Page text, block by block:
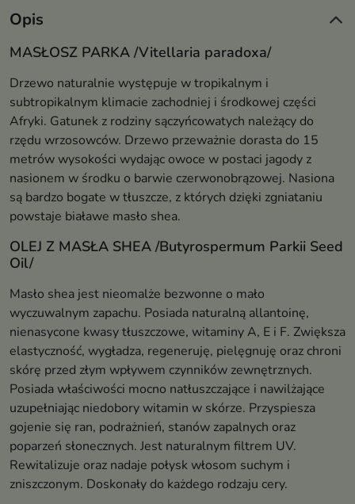
Opis
MASŁOSZ PARKA /Vitellaria paradoxa/
Drzewo naturalnie występuje w tropikalnym i
subtropikalnym klimacie zachodniej i środkowej części
Afryki. Gatunek z rodziny sączyńcowatych należący do
rzędu wrzosowców. Drzewo przeważnie dorasta do 15
metrów wysokości wydając owoce w postaci jagody z
nasionem w środku o barwie czerwonobrązowej. Nasiona
są bardzo bogate w tłuszcze, z których dzięki zgniataniu
powstaje białawe masło shea.
OLEJ Z MASŁA SHEA /Butyrospermum Parkii Seed
Oil/
Masło shea jest nieomalże bezwonne o mało
wyczuwalnym zapachu. Posiada naturalną allantoinę,
nienasycone kwasy tłuszczowe, witaminy A, E i F. Zwiększa
elastyczność, wygładza, regeneruję, pielęgnuję oraz chroni
skórę przed złym wpływem czynników zewnętrznych.
Posiada właściwości mocno natłuszczające i nawilżające
uzupełniając niedobory witamin w skórze. Przyspiesza
gojenie się ran, podrażnień, stanów zapalnych oraz
poparzeń słonecznych. Jest naturalnym filtrem UV.
Rewitalizuje oraz nadaje połysk włosom suchym i
zniszczonym. Doskonały do każdego rodzaju cery.